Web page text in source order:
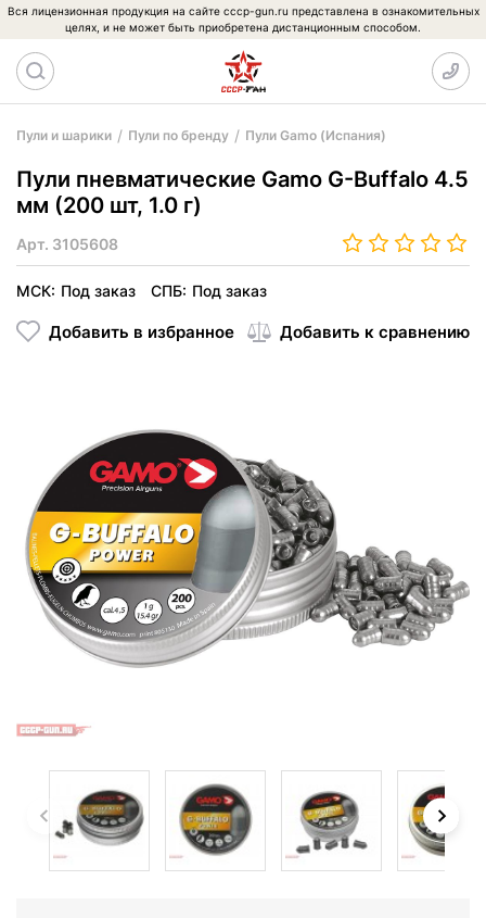
Вся лицензионная продукция на сайте cccp-gun.ru представлена в ознакомительных
целях, и не может быть приобретена дистанционным способом.
Пули и шарики Пули по бренду Пули Gamo (Испания)
Пули пневматические Gamo G-Buffalo 4.5
мм (200 шт, 1.0 г)
Арт. 3105608
МСК: Под заказ СПБ: Под заказ
Добавить в избранное Добавить к сравнению